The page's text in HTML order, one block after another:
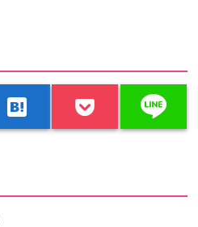
hatenabookmark line